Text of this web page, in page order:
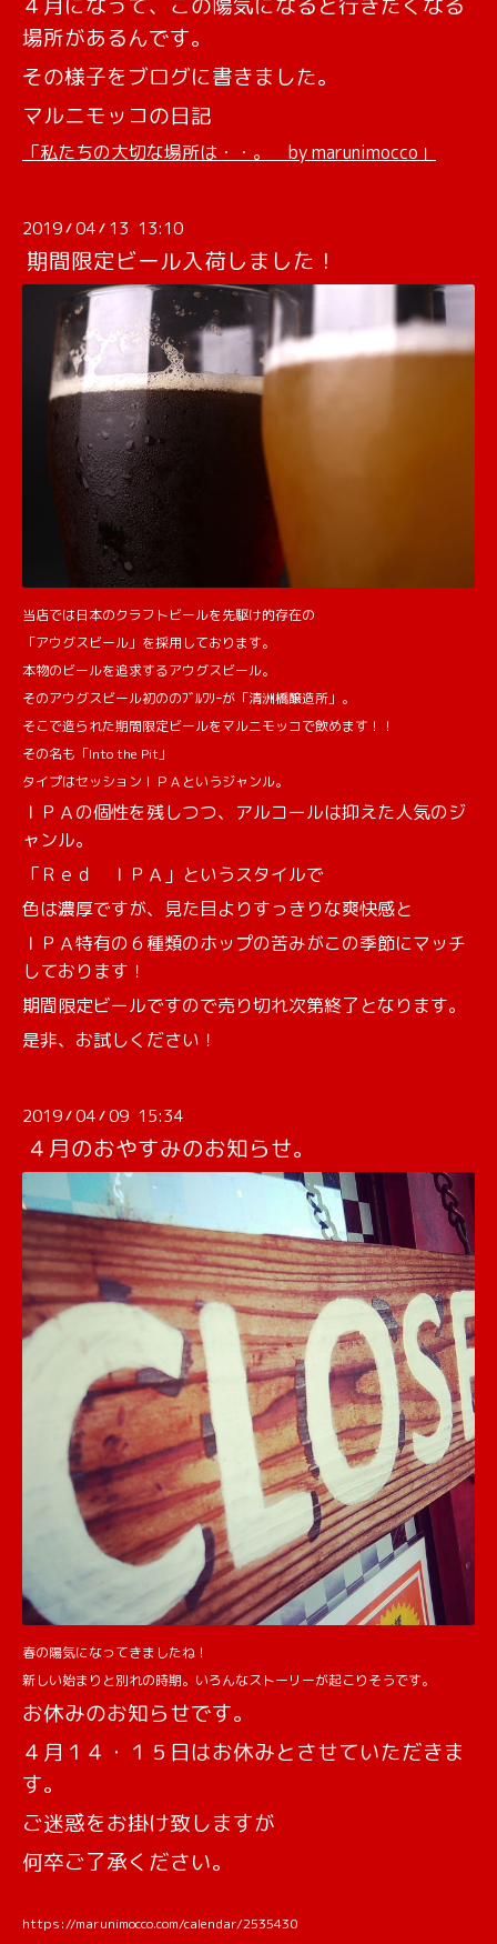
４月になって、この陽気になると行きたくなる
場所があるんです。
その様子をブログに書きました。
マルニモッコの日記
「私たちの大切な場所は・・。 by marunimocco」
2019/04/ 13 13:10
期間限定ビール入荷しました！
当店では日本のクラフトビールを先駆け的存在の
「アウグスビール」を採用しております。
本物のビールを追求するアウグスビール。
そのアウグスビール初ののﾌﾞﾙﾜﾘｰが「清洲橋醸造所」。
そこで造られた期間限定ビールをマルニモッコで飲めます！！
その名も「Into the Pit」
タイプはセッションＩＰＡというジャンル。
ＩＰＡの個性を残しつつ、アルコールは抑えた人気のジ
ャンル。
「Ｒｅｄ ＩＰＡ」というスタイルで
色は濃厚ですが、見た目よりすっきりな爽快感と
ＩＰＡ特有の６種類のホップの苦みがこの季節にマッチ
しております！
期間限定ビールですので売り切れ次第終了となります。
是非、お試しください！
2019/04/09 15:34
４月のおやすみのお知らせ。
春の陽気になってきましたね！
新しい始まりと別れの時期。いろんなストーリーが起こりそうです。
お休みのお知らせです。
４月１４・１５日はお休みとさせていただきま
す。
ご迷惑をお掛け致しますが
何卒ご了承ください。
https://marunimocco.com/calendar/2535430